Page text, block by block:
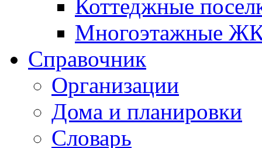
Коттеджные
Многоэтажные
Справочник
Организации
Дома и планировки
Словарь